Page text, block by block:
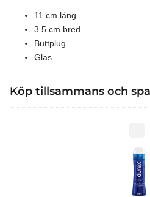
11 cm lång
3.5 cm bred
Buttplug
Glas
Köp tillsammans och
50ml